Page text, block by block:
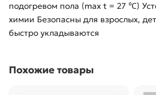
подогревом пола (max t = 27 ℃)
химии Безопасны для взрослых,
быстро укладываются
Похожие товары